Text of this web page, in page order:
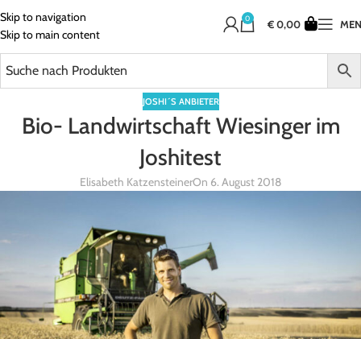
Skip to navigation
Skip to main content
0 €0,00
JOSHI´S ANBIETER
Bio- Landwirtschaft Wiesinger im
Joshitest
Elisabeth KatzensteinerOn 6. August 2018